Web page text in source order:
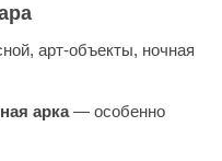
арт-объекты, ночная
арка— особенно